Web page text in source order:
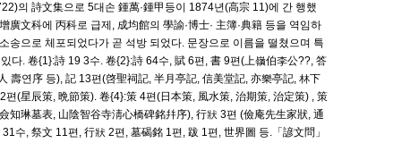
의 詩文集으로 5대손 鍾萬·鍾甲등이 1874년(高宗 11)에 간 행했
文科에 丙科로 급제, 成均館의 學諭·博士· 主簿·典籍 등을 역임하
송으로 체포되었다가 곧 석방 되었다. 문장으로 이름을 떨쳤으며 특
. 卷{1}:詩 19 3수. 卷{2}:詩 64수, 賦 6편, 書 9편(上嶺伯李公??, 答
壽연序 등), 記 13편(啓聖祠記, 半月亭記, 信美堂記, 亦樂亭記, 林下
(星辰策, 晩節策). 卷{4}:策 4편(日本策, 風水策, 治期策, 治定策) , 策
知琳墓表, 山陰智谷寺淸心橋碑銘幷序), 行狀 3편 (儉庵先生家狀, 通
수, 祭文 11편, 行狀 2편, 墓碣銘 1편, 跋 1편, 世界圖 등.「諺文問」